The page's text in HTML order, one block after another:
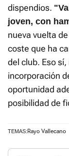
dispendios.
joven, con
nueva vuelta
coste que ha
del club. Eso
incorporación
oportunidad
posibilidad de
TEMAS: Rayo Vallecano